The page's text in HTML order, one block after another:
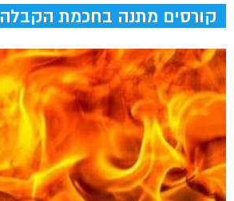
קורסים מתנה בחכמת הקבלה